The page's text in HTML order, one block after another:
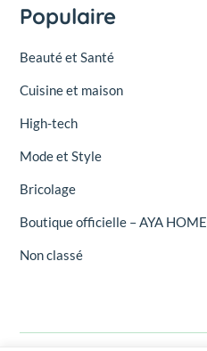
Populaire
Beauté et Santé
Cuisine et maison
High-tech
Mode et Style
Bricolage
Boutique officielle – AYA HOME
Non classé